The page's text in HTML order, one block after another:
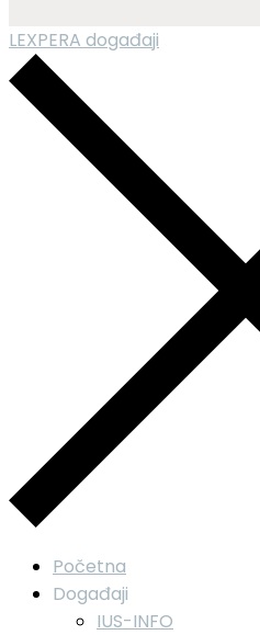
LEXPERA događaji
Početna
Događaji
IUS-INFO